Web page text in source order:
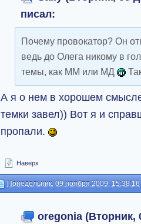
писал:
Почему провокатор? Он
ведь до Олега никому в
темы, как ММ или МД
А я о нем в хорошем
темки завел)) Вот я и
пропали.
Наверх
Понедельник, 09 ноября 2009, 15:38:16
oregonia (Вторник,